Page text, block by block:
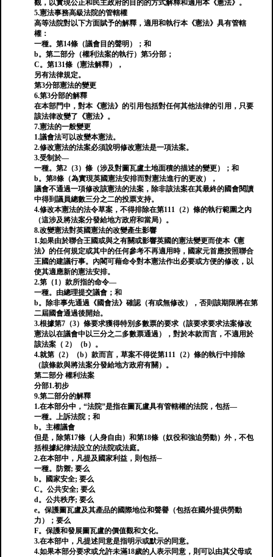
觀，以實現公正和民主政府的目的的方式解釋和適用本《憲法》。
5.憲法事務高級法院的管轄權
高等法院對以下方面賦予的解釋，適用和執行本《憲法》具有管轄
權：
一種。第14條（議會目的聲明）；和
b。第二部分（權利法案的執行）第5分部；
C。第131條（憲法解釋），
另有法律規定。
第3分部憲法的變更
6.第3分部的解釋
在本部門中，對本《憲法》的引用包括對任何其他法律的引用，只要
該法律改變了《憲法》。
7.憲法的一般變更
1.議會法可以改變本憲法。
2.修改憲法的法案必須說明修改憲法是一項法案。
3.受制於—
一種。第2（3）條（涉及對圖瓦盧土地面積的描述的變更）；和
b。第8條（為實現英國憲法安排而對憲法進行的更改），
議會不通過一項修改該憲法的法案，除非該法案在其最終的國會閱讀
中得到議員總數三分之二的投票支持。
4.修改本憲法的法令草案，不得排除在第111（2）條的執行範圍之內
（這涉及將法案分發給地方政府和當局）。
8.改變憲法對英國憲法的改變產生影響
1.如果由於聯合王國或與之有關或影響英國的憲法變更而使本《憲
法》的任何規定或其中的任何參考不再適用時，國家元首應按照聯合
王國的建議行事。內閣可藉命令對本憲法作出必要或方便的修改，以
使其適應新的憲法安排。
2.第（1）款所指的命令—
一種。由總理提交議會；和
b。除非事先通過《國會法》確認（有或無修改），否則該期限將在第
二屆國會通過後開始。
3.根據第7（3）條要求獲得特別多數票的要求（該要求要求法案修改
憲法以在議會中以三分之二多數票通過），對於本款而言，不適用於
該法案（ 2）（b）。
4.就第（2）（b）款而言，草案不得從第111（2）條的執行中排除
（該條款與將法案分發給地方政府有關）。
第二部分 權利法案
分部1.初步
9.第二部分的解釋
1.在本部分中，“法院”是指在圖瓦盧具有管轄權的法院，包括—
一種。上訴法院；和
b。主權議會
但是，除第17條（人身自由）和第18條（奴役和強迫勞動）外，不包
括根據紀律法設立的法院或法庭。
2.在本部中，凡提及國家利益，則包括─
一種。防禦; 要么
b。國家安全; 要么
C。公共安全; 要么
d。公共秩序; 要么
e。保護圖瓦盧及其產品的國際地位和聲譽（包括在國外提供勞動
力）；要么
F。保護和發展圖瓦盧的價值觀和文化。
3.在本部中，凡提述同意是指明示或默示的同意。
4.如果本部分要求或允許未滿18歲的人表示同意，則可以由其父母或